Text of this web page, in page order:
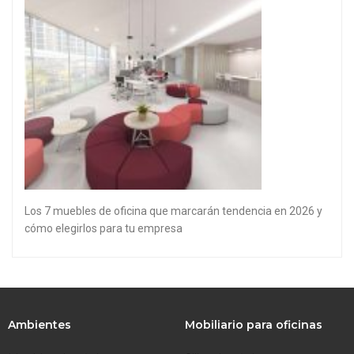
Los 7 muebles de oficina que marcarán tendencia en 2026 y
cómo elegirlos para tu empresa
Ambientes Mobiliario para oficinas